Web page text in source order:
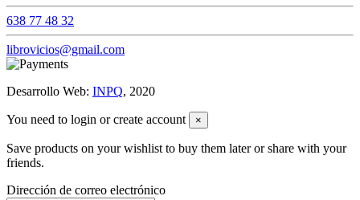
638 77 48 32
librovicios@gmail.com
Desarrollo Web: INPQ, 2020
You need to login or create account ×
Save products on your wishlist to buy them later or share with your
friends.
Dirección de correo electrónico